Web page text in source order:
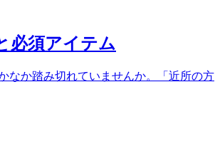
必須アイテム
なか踏み切れていませんか。「近所の方